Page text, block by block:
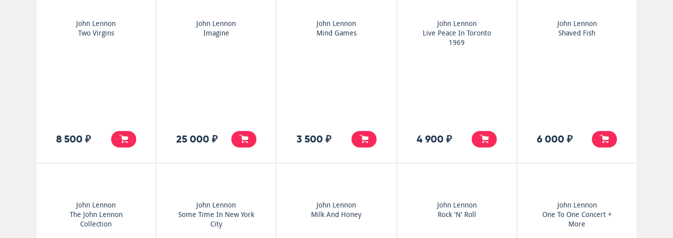
John Lennon
Two Virgins
8 500 ₽
John Lennon
Imagine
25 000 ₽
John Lennon
Mind Games
3 500 ₽
John Lennon
Live Peace In Toronto
1969
4 900 ₽
John Lennon
Shaved Fish
6 000 ₽
John Lennon
The John Lennon
Collection
John Lennon
Some Time In New York
City
John Lennon
Milk And Honey
John Lennon
Rock 'N' Roll
John Lennon
One To One Concert +
More